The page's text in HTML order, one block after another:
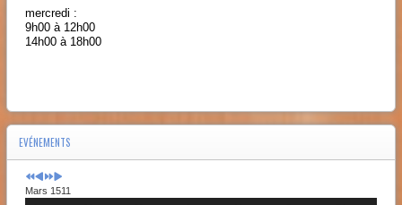
mercredi :
9h00 à 12h00
14h00 à 18h00
EVÉNEMENTS
Mars 1511